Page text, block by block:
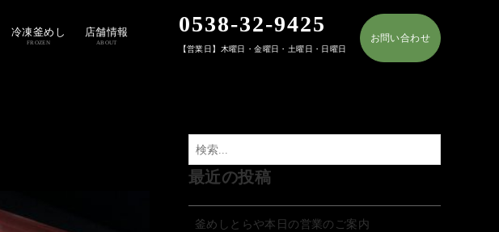
冷凍釜めし
FROZEN
店舗情報
ABOUT
0538-32-9425
【営業日】木曜日・金曜日・土曜日・日曜日
お問い合わせ
最近の投稿
釜めしとらや本日の営業のご案内